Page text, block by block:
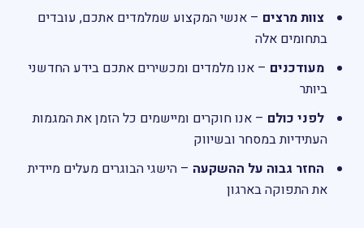
צוות מרצים – אנשי המקצוע שמלמדים אתכם, עובדים
בתחומים אלה
מעודכנים – אנו מלמדים ומכשירים אתכם בידע החדשני
ביותר
לפני כולם – אנו חוקרים ומיישמים כל הזמן את המגמות
העתידיות במסחר ובשיווק
החזר גבוה על ההשקעה – הישגי הבוגרים מעלים מיידית
את התפוקה בארגון